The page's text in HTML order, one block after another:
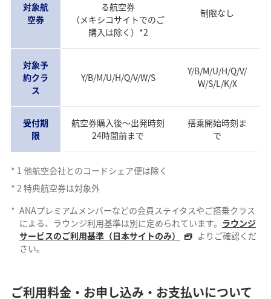
対象航
空券
る航空券
（メキシコサイトでのご
購入は除く）*2
制限なし
対象予
約クラ
ス
Y/B/M/U/H/Q/V/W/S
Y/B/M/U/H/Q/V/
W/S/L/K/X
受付期
限
航空券購入後～出発時刻
24時間前まで
搭乗開始時刻ま
で
* 1 他航空会社とのコードシェア便は除く
* 2 特典航空券は対象外
* ANAプレミアムメンバーなどの会員ステイタスやご搭乗クラス
による、ラウンジ利用基準は別に定められています。 ラウンジ
サービスのご利用基準（日本サイトのみ）
よりご確認くだ
さい。
ご利用料金・お申し込み・お支払いについて